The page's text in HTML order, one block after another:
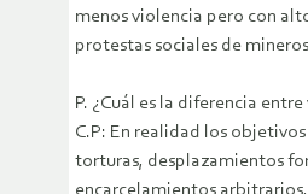
menos violencia pero con
protestas sociales de
P. ¿Cuál es la diferencia
C.P: En realidad los
torturas, desplazamientos